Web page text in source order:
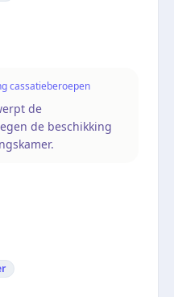
cassatieberoepen
de
de beschikking